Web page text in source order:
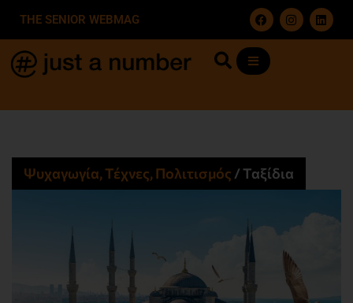
THE SENIOR WEBMAG
Ψυχαγωγία, Τέχνες, Πολιτισμός /Ταξίδια